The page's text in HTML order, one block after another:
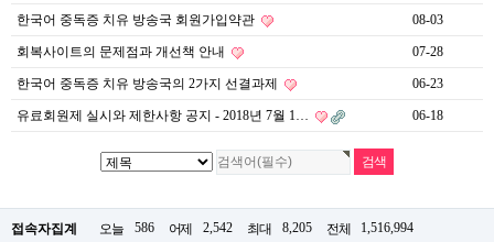
한국어 중독증 치유 방송국 회원가입약관 08-03
회복사이트의 문제점과 개선책 안내 07-28
한국어 중독증 치유 방송국의 2가지 선결과제 06-23
유료회원제 실시와 제한사항 공지 - 2018년 7월 1… 06-18
접속자집계 오늘 586 어제 2,542 최대 8,205 전체 1,516,994